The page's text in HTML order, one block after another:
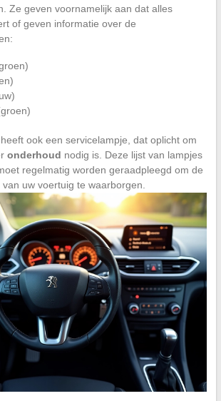
Ze geven voornamelijk aan dat alles
of geven informatie over de
ook een servicelampje, dat oplicht om
onderhoud nodig is. Deze lijst van lampjes
regelmatig worden geraadpleegd om de
uw voertuig te waarborgen.